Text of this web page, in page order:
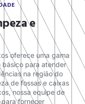
e
oferece uma gama
básico para atender
na região do
de fossas e caixas
nossa equipe de
fornecer